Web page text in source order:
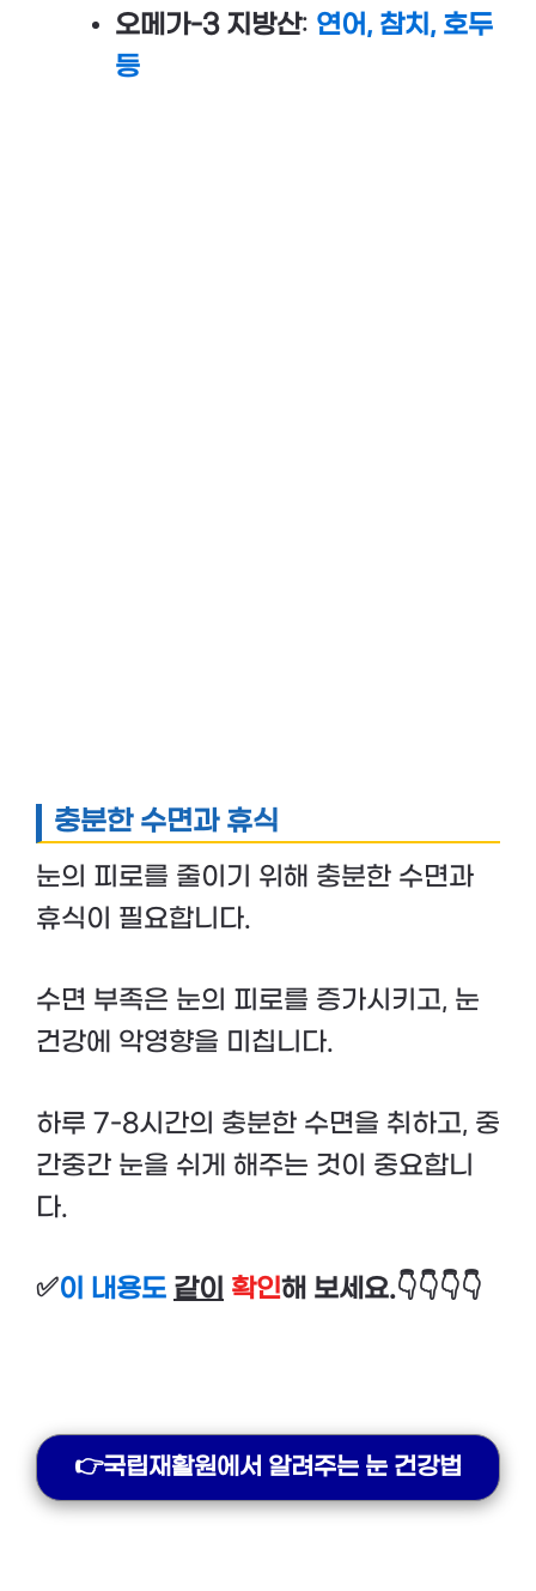
오메가-3 지방산: 연어, 참치, 호두
등
충분한 수면과 휴식
눈의 피로를 줄이기 위해 충분한 수면과
휴식이 필요합니다.
수면 부족은 눈의 피로를 증가시키고, 눈
건강에 악영향을 미칩니다.
하루 7-8시간의 충분한 수면을 취하고, 중
간중간 눈을 쉬게 해주는 것이 중요합니
다.
✅이 내용도 같이 확인해 보세요.👇👇👇👇
👉국립재활원에서 알려주는 눈 건강법